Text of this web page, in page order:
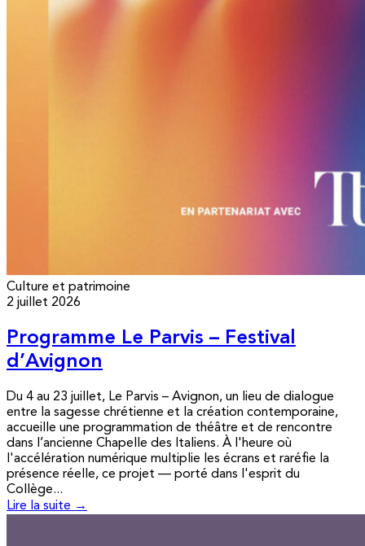
Culture et patrimoine
2 juillet 2026
Programme Le Parvis – Festival
d’Avignon
Du 4 au 23 juillet, Le Parvis – Avignon, un lieu de dialogue
entre la sagesse chrétienne et la création contemporaine,
accueille une programmation de théâtre et de rencontre
dans l’ancienne Chapelle des Italiens. À l'heure où
l'accélération numérique multiplie les écrans et raréfie la
présence réelle, ce projet — porté dans l'esprit du
Collège...
Lire la suite →